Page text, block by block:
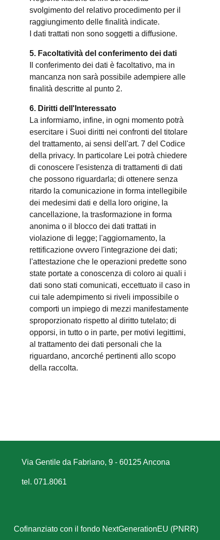
svolgimento del relativo procedimento per il
raggiungimento delle finalità indicate.
I dati trattati non sono soggetti a diffusione.
5. Facoltatività del conferimento dei dati
Il conferimento dei dati è facoltativo, ma in
mancanza non sarà possibile adempiere alle
finalità descritte al punto 2.
6. Diritti dell'Interessato
La informiamo, infine, in ogni momento potrà
esercitare i Suoi diritti nei confronti del titolare
del trattamento, ai sensi dell'art. 7 del Codice
della privacy. In particolare Lei potrà chiedere
di conoscere l'esistenza di trattamenti di dati
che possono riguardarla; di ottenere senza
ritardo la comunicazione in forma intellegibile
dei medesimi dati e della loro origine, la
cancellazione, la trasformazione in forma
anonima o il blocco dei dati trattati in
violazione di legge; l'aggiornamento, la
rettificazione ovvero l'integrazione dei dati;
l'attestazione che le operazioni predette sono
state portate a conoscenza di coloro ai quali i
dati sono stati comunicati, eccettuato il caso in
cui tale adempimento si riveli impossibile o
comporti un impiego di mezzi manifestamente
sproporzionato rispetto al diritto tutelato; di
opporsi, in tutto o in parte, per motivi legittimi,
al trattamento dei dati personali che la
riguardano, ancorché pertinenti allo scopo
della raccolta.
Via Gentile da Fabriano, 9 - 60125 Ancona
tel. 071.8061
Cofinanziato con il fondo NextGenerationEU (PNRR)